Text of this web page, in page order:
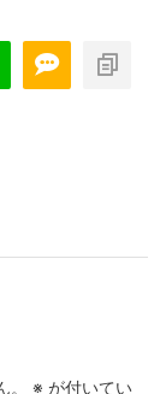
※ が付いてい